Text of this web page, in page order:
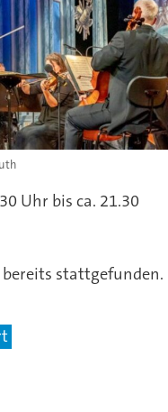
Uhr bis ca. 21.30
stattgefunden.